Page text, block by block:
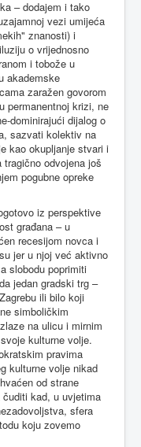
– dodajem i tako
vezi umijeća
znanosti) i
o vrijednosno
i tobože u
akademske
zaražen govorom
permanentnoj krizi, ne
dominirajući dijalog o
sazvati kolektiv na
kao okupljanje stvari i
odvojena još
pogubne opreke
iz perspektive
građana – u
recesijom novca i
jer u njoj već aktivno
slobodu poprimiti
jedan gradski trg –
ili bilo koji
simboličkim
na ulicu i mirnim
kulturne volje.
pravima
kulturne volje nikad
od strane
kad, u uvjetima
sfera
koju zovemo